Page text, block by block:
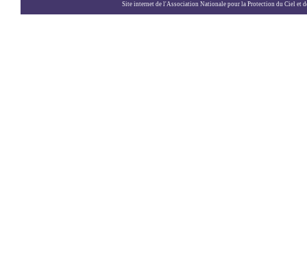
Site internet de l'Association Nationale pour la Protection du Ciel et de